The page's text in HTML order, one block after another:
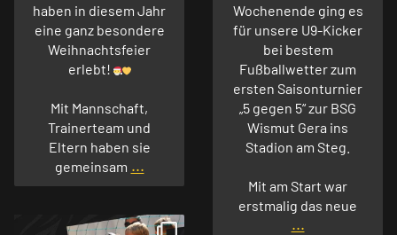
haben in diesem Jahr
eine ganz besondere
Weihnachtsfeier
erlebt!
Mit Mannschaft,
Trainerteam und
Eltern haben sie
gemeinsam ...
Wochenende ging es
für unsere U9-Kicker
bei bestem
Fußballwetter zum
ersten Saisonturnier
„5 gegen 5“ zur BSG
Wismut Gera ins
Stadion am Steg.
Mit am Start war
erstmalig das neue
...